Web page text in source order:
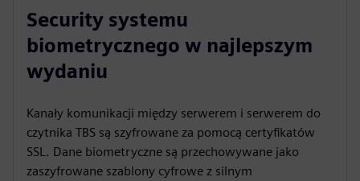
Security systemu
biometrycznego w najlepszym
wydaniu
Kanały komunikacji między serwerem i serwerem do
czytnika TBS są szyfrowane za pomocą certyfikatów
SSL. Dane biometryczne są przechowywane jako
zaszyfrowane szablony cyfrowe z silnym